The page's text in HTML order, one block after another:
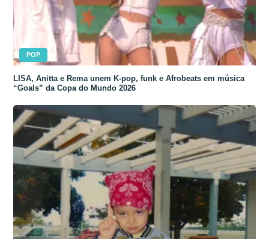
POP
LISA, Anitta e Rema unem K-pop, funk e Afrobeats em música
“Goals” da Copa do Mundo 2026